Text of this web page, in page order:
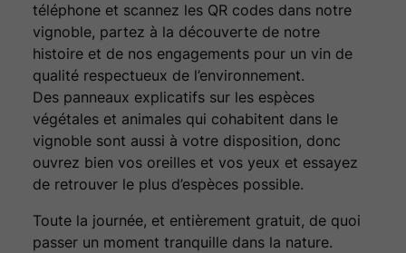
téléphone et scannez les QR codes dans notre
vignoble, partez à la découverte de notre
histoire et de nos engagements pour un vin de
qualité respectueux de l’environnement.
Des panneaux explicatifs sur les espèces
végétales et animales qui cohabitent dans le
vignoble sont aussi à votre disposition, donc
ouvrez bien vos oreilles et vos yeux et essayez
de retrouver le plus d’espèces possible.
Toute la journée, et entièrement gratuit, de quoi
passer un moment tranquille dans la nature.